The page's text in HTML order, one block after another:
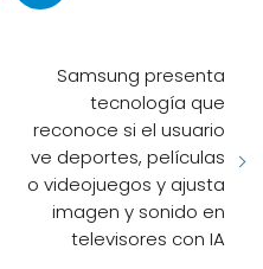
Samsung presenta
tecnología que
reconoce si el usuario
ve deportes, películas
o videojuegos y ajusta
imagen y sonido en
televisores con IA